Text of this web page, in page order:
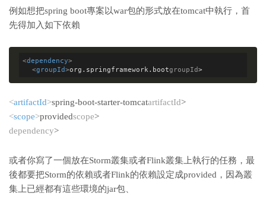
例如想把spring boot專案以war包的形式放在tomcat中執行，首
先得加入如下依賴
<dependency>
<groupId>org.springframework.bootgroupId>
<artifactId>spring-boot-starter-tomcatartifactId>
<scope>providedscope>
dependency>
或者你寫了一個放在Storm叢集或者Flink叢集上執行的任務，最
後都要把Storm的依賴或者Flink的依賴設定成provided，因為叢
集上已經都有這些環境的jar包、